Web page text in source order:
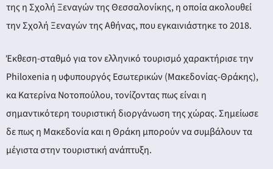
της η Σχολή Ξεναγών της Θεσσαλονίκης, η οποία ακολουθεί
την Σχολή Ξεναγών της Αθήνας, που εγκαινιάστηκε το 2018.
Έκθεση-σταθμό για τον ελληνικό τουρισμό χαρακτήρισε την
Philoxenia η υφυπουργός Εσωτερικών (Μακεδονίας-Θράκης),
κα Κατερίνα Νοτοπούλου, τονίζοντας πως είναι η
σημαντικότερη τουριστική διοργάνωση της χώρας. Σημείωσε
δε πως η Μακεδονία και η Θράκη μπορούν να συμβάλουν τα
μέγιστα στην τουριστική ανάπτυξη.